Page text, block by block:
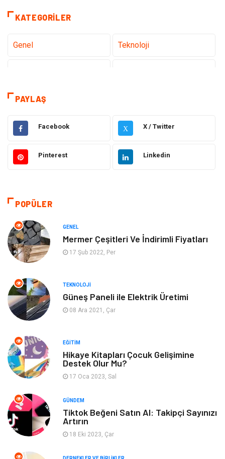
KATEGORILER
Genel Teknoloji
Eğitim
Makine Ulaşım ve Taşımacılık
Gıda Alışveriş
Gündem
Otomotiv
Yapı İnşaat
Tatil Emlak
Organizasyon Metal Maden
Spor
Turizm
Hediyelik Eşya
Aksesuar Basın Yayın
PAYLAŞ
Facebook X X / Twitter
Pinterest Linkedin
POPÜLER
GENEL
Mermer Çeşitleri Ve İndirimli Fiyatları
17 Şub 2022, Per
TEKNOLOJI
Güneş Paneli ile Elektrik Üretimi
08 Ara 2021, Çar
EĞITIM
Hikaye Kitapları Çocuk Gelişimine
Destek Olur Mu?
17 Oca 2023, Sal
GÜNDEM
Tiktok Beğeni Satın Al: Takipçi Sayınızı
Artırın
18 Eki 2023, Çar